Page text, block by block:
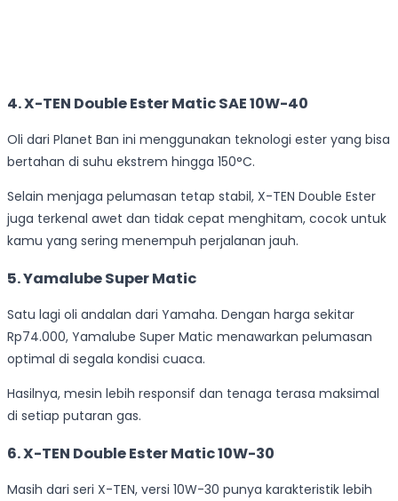
4. X-TEN Double Ester Matic SAE 10W-40
Oli dari Planet Ban ini menggunakan teknologi ester yang bisa
bertahan di suhu ekstrem hingga 150°C.
Selain menjaga pelumasan tetap stabil, X-TEN Double Ester
juga terkenal awet dan tidak cepat menghitam, cocok untuk
kamu yang sering menempuh perjalanan jauh.
5. Yamalube Super Matic
Satu lagi oli andalan dari Yamaha. Dengan harga sekitar
Rp74.000, Yamalube Super Matic menawarkan pelumasan
optimal di segala kondisi cuaca.
Hasilnya, mesin lebih responsif dan tenaga terasa maksimal
di setiap putaran gas.
6. X-TEN Double Ester Matic 10W-30
Masih dari seri X-TEN, versi 10W-30 punya karakteristik lebih